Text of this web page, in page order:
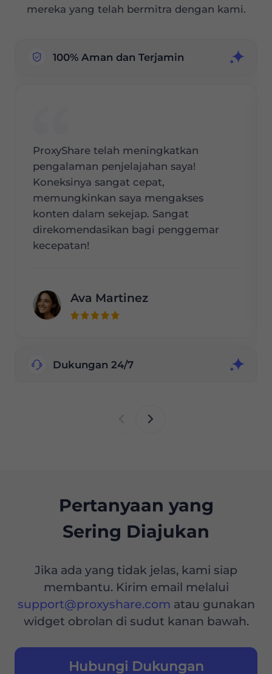
mereka yang telah bermitra dengan kami.
100% Aman dan Terjamin
ProxyShare telah meningkatkan
pengalaman penjelajahan saya!
Koneksinya sangat cepat,
memungkinkan saya mengakses
konten dalam sekejap. Sangat
direkomendasikan bagi penggemar
kecepatan!
Ava Martinez
Dukungan 24/7
Pertanyaan yang
Sering Diajukan
Jika ada yang tidak jelas, kami siap
membantu. Kirim email melalui
support@proxyshare.com atau gunakan
widget obrolan di sudut kanan bawah.
Hubungi Dukungan